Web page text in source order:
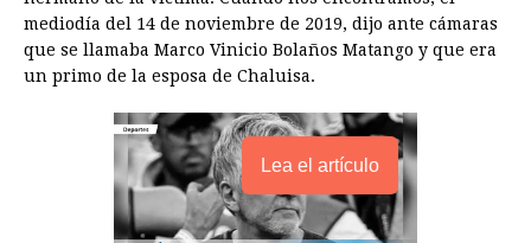
mediodía del 14 de noviembre de 2019, dijo ante cámaras
que se llamaba Marco Vinicio Bolaños Matango y que era
un primo de la esposa de Chaluisa.
Lea el artículo